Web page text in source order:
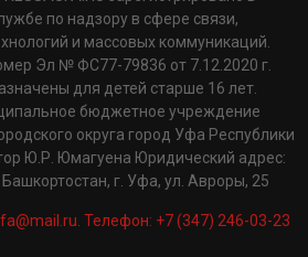
по надзору в сфере связи,
и массовых коммуникаций.
Эл № ФС77-79836 от 7.12.2020 г.
для детей старше 16 лет.
бюджетное учреждение
округа город Уфа Республики
Ю.Р. Юмагуена Юридический адрес:
г. Уфа, ул. Авроры, 25
Телефон: +7 (347) 246-03-23